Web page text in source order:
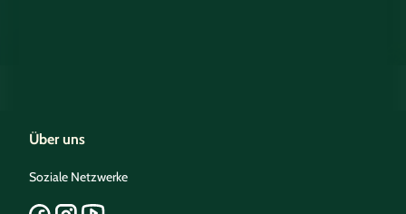
Über uns
Soziale Netzwerke